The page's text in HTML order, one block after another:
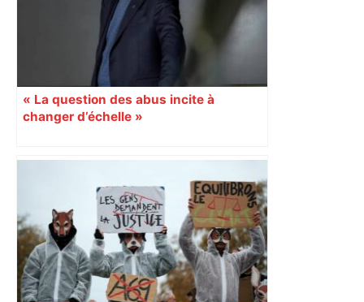
« La question des abus incite à
changer d’échelle »